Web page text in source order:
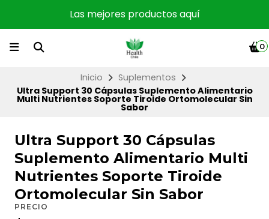
Las mejores productos aquí
0
Inicio
Suplementos
Ultra Support 30 Cápsulas Suplemento Alimentario
Multi Nutrientes Soporte Tiroide Ortomolecular Sin
Sabor
Ultra Support 30 Cápsulas
Suplemento Alimentario Multi
Nutrientes Soporte Tiroide
Ortomolecular Sin Sabor
PRECIO